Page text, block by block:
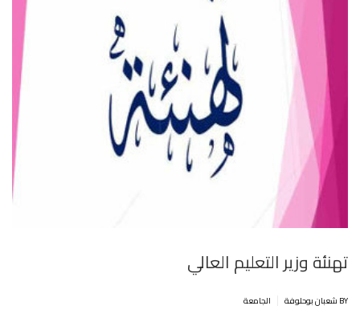
تهنئة وزير التعليم العالي
BY شعبان بوحلوفة الجامعة